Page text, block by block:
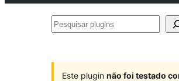
Pesquisar
Este plugin não foi testado